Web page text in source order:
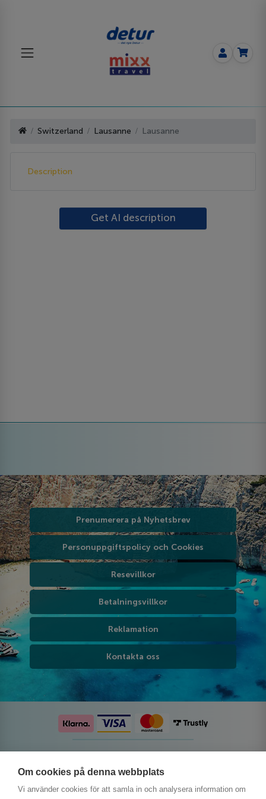
Om cookies på denna webbplats
Vi använder cookies för att samla in och analysera information om
Switzerland Lausanne Lausanne
Description
Get AI description
Prenumerera på Nyhetsbrev
Personuppgiftspolicy och Cookies
Resevillkor
Betalningsvillkor
Reklamation
Kontakta oss